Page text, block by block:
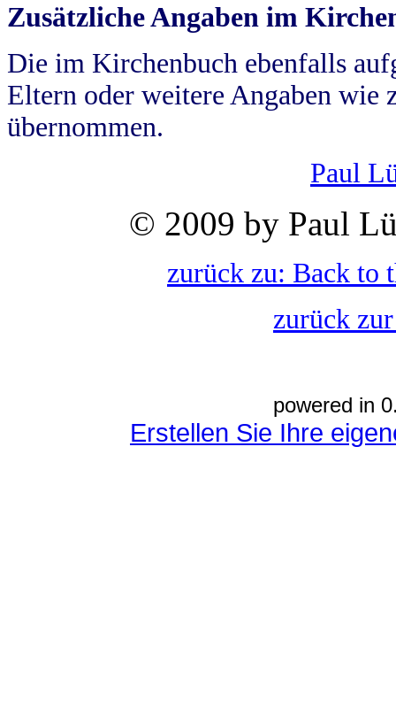
Zusätzliche Angaben im
Die im Kirchenbuch ebenfalls
Eltern oder weitere Angaben wie
übernommen.
Paul
© 2009 by Paul
zurück zu: Back to
zurück
powered in
Erstellen Sie Ihre